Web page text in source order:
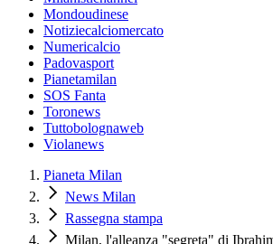
Mondoudinese
Notiziecalciomercato
Numericalcio
Padovasport
Pianetamilan
SOS Fanta
Toronews
Tuttobolognaweb
Violanews
Pianeta Milan
News Milan
Rassegna stampa
Milan, l'alleanza "segreta" di